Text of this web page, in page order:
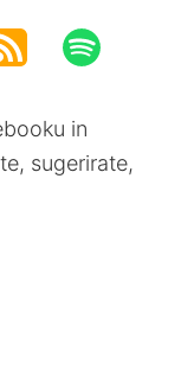
in
sugerirate,